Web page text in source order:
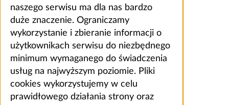
naszego serwisu ma dla nas bardzo
duże znaczenie. Ograniczamy
wykorzystanie i zbieranie informacji o
użytkownikach serwisu do niezbędnego
minimum wymaganego do świadczenia
usług na najwyższym poziomie. Pliki
cookies wykorzystujemy w celu
prawidłowego działania strony oraz